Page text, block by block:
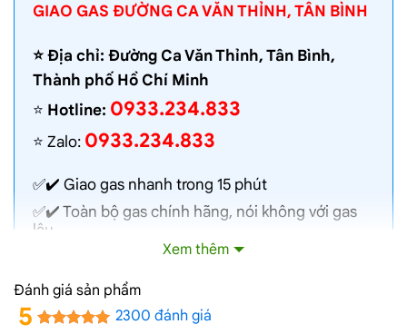
GIAO GAS ĐƯỜNG CA VĂN THỈNH, TÂN BÌNH
⭐️ Địa chỉ: Đường Ca Văn Thỉnh, Tân Bình,
Thành phố Hồ Chí Minh
⭐️ Hotline: 0933.234.833
⭐️ Zalo: 0933.234.833
✅✔️ Giao gas nhanh trong 15 phút
✅✔️ Toàn bộ gas chính hãng, nói không với gas
lậu
✅✔️ Gas đủ ký, chất lượng cao, bình gas được
✅✔️ Bán gas đúng giá niêm yết trên web
Xem thêm
Đánh giá sản phẩm
5 2300 đánh giá